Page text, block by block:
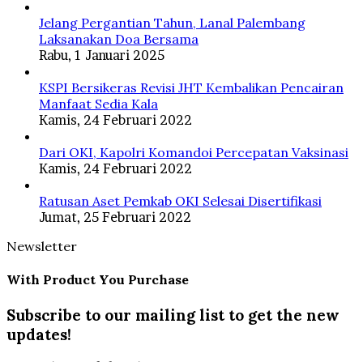
Jelang Pergantian Tahun, Lanal Palembang
Laksanakan Doa Bersama
Rabu, 1 Januari 2025
KSPI Bersikeras Revisi JHT Kembalikan Pencairan
Manfaat Sedia Kala
Kamis, 24 Februari 2022
Dari OKI, Kapolri Komandoi Percepatan Vaksinasi
Kamis, 24 Februari 2022
Ratusan Aset Pemkab OKI Selesai Disertifikasi
Jumat, 25 Februari 2022
Newsletter
With Product You Purchase
Subscribe to our mailing list to get the new
updates!